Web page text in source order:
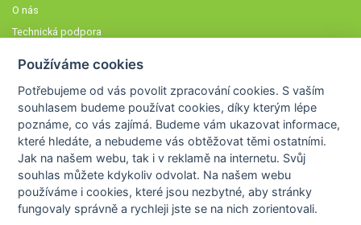
O nás
Technická podpora
Členové STOBklubu
Zásady nakládání s osobními údaji
Otestujte se
Spočítejte si
Výzva 52
Používáme cookies
Potřebujeme od vás povolit zpracování cookies. S vaším
souhlasem budeme používat cookies, díky kterým lépe
poznáme,co vás zajímá. Budeme vám ukazovat informace,
které hledáte, a nebudeme vás obtěžovat těmi ostatními.
Jak na našem webu, tak i v reklamě na internetu. Svůj
souhlas můžete kdykoliv odvolat. Na našem webu
používáme i cookies, které jsou nezbytné, aby stránky
fungovaly správně a rychleji jste se na nich zorientovali.